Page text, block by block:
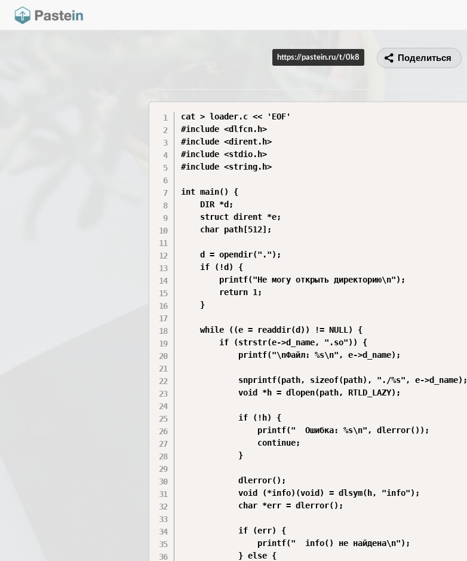
https://pastein.ru/t/0k8 Поделиться
cat > loader.c << 'EOF'
#include <dlfcn.h>
#include <dirent.h>
#include <stdio.h>
#include <string.h>
int main() {
    DIR *d;
    struct dirent *e;
    char path[512];
    d = opendir(".");
    if (!d) {
        printf("Не могу открыть директорию\n");
        return 1;
    }
    while ((e = readdir(d)) != NULL) {
        if (strstr(e->d_name, ".so")) {
            printf("\nФайл: %s\n", e->d_name);
            snprintf(path, sizeof(path), "./%s", e->d_name);
            void *h = dlopen(path, RTLD_LAZY);
            if (!h) {
                printf("  Ошибка: %s\n", dlerror());
                continue;
            }
            dlerror();
            void (*info)(void) = dlsym(h, "info");
            char *err = dlerror();
            if (err) {
                printf("  info() не найдена\n");
            } else {